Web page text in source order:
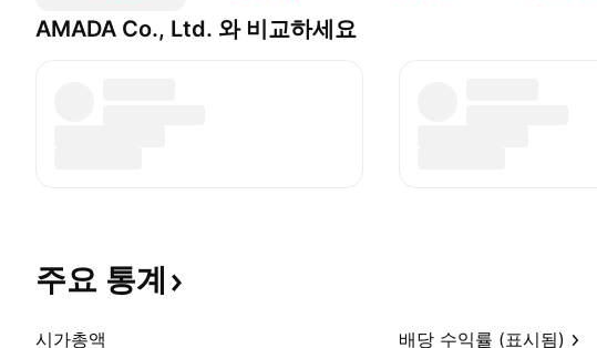
AMADA Co., Ltd. 와 비교하세요
주요 통계
시가총액 배당 수익률 (표시됨)